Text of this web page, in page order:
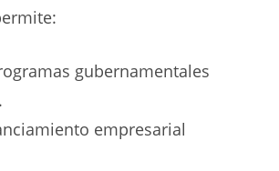
gubernamentales
empresarial